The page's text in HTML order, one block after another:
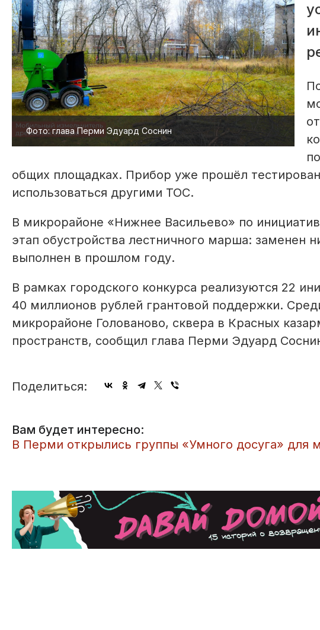
Фото: глава Перми Эдуард Соснин
общих площадках. Прибор уже прошёл
использоваться другими ТОС.
В микрорайоне «Нижнее Васильево» по
этап обустройства лестничного марша: заменен
выполнен в прошлом году.
В рамках городского конкурса реализуются 22
40 миллионов рублей грантовой поддержки.
микрорайоне Голованово, сквера в Красных
пространств, сообщил глава Перми Эдуард
Поделиться:
Вам будет интересно:
В Перми открылись группы «Умного досуга» для